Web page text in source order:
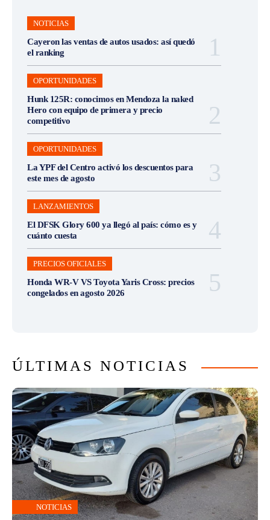
NOTICIAS
Cayeron las ventas de autos usados: así quedó
el ranking
OPORTUNIDADES
Hunk 125R: conocimos en Mendoza la naked
Hero con equipo de primera y precio
competitivo
OPORTUNIDADES
La YPF del Centro activó los descuentos para
este mes de agosto
LANZAMIENTOS
El DFSK Glory 600 ya llegó al país: cómo es y
cuánto cuesta
PRECIOS OFICIALES
Honda WR-V VS Toyota Yaris Cross: precios
congelados en agosto 2026
ÚLTIMAS NOTICIAS
NOTICIAS